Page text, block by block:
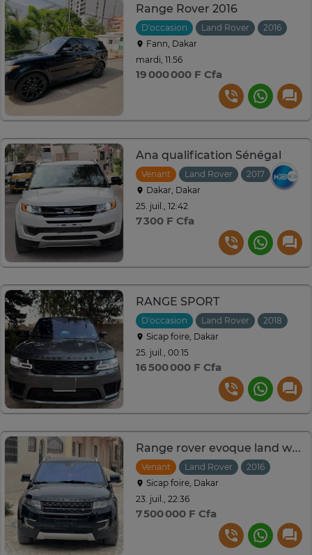
Range Rover 2016
D'occasion Land Rover 2016
Fann, Dakar
mardi, 11:56
19 000 000 F Cfa
Ana qualification Sénégal
Venant Land Rover 2017
Dakar, Dakar
25. juil., 12:42
7 300 F Cfa
RANGE SPORT
D'occasion Land Rover 2018
Sicap foire, Dakar
25. juil., 00:15
16 500 000 F Cfa
Range rover evoque land wind 2016
Venant Land Rover 2016
Sicap foire, Dakar
23. juil., 22:36
7 500 000 F Cfa